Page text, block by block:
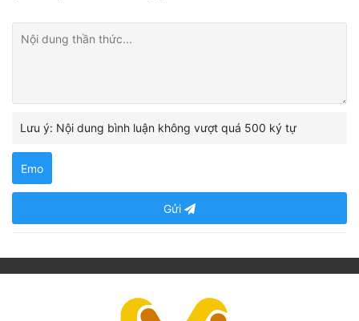
Lưu ý: Nội dung bình luận không vượt quá 500 ký tự
Emo
Gửi